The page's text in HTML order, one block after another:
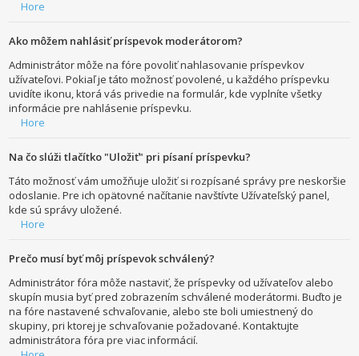
Hore
Ako môžem nahlásiť príspevok moderátorom?
Administrátor môže na fóre povoliť nahlasovanie príspevkov
užívateľovi. Pokiaľ je táto možnosť povolené, u každého príspevku
uvidíte ikonu, ktorá vás privedie na formulár, kde vyplníte všetky
informácie pre nahlásenie príspevku.
Hore
Na čo slúži tlačítko "Uložiť" pri písaní príspevku?
Táto možnosť vám umožňuje uložiť si rozpísané správy pre neskoršie
odoslanie. Pre ich opätovné načítanie navštívte Užívateľský panel,
kde sú správy uložené.
Hore
Prečo musí byť môj príspevok schválený?
Administrátor fóra môže nastaviť, že príspevky od užívateľov alebo
skupín musia byť pred zobrazením schválené moderátormi. Buďto je
na fóre nastavené schvaľovanie, alebo ste boli umiestnený do
skupiny, pri ktorej je schvaľovanie požadované. Kontaktujte
administrátora fóra pre viac informácií.